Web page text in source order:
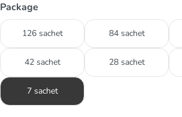
Package
126 sachet 84 sachet
42 sachet 28 sachet
7 sachet